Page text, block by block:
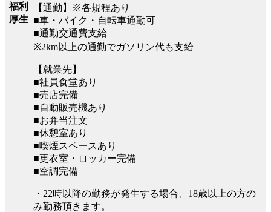
福利
厚生
【通勤】※各規程あり
■車・バイク・自転車通勤可
■通勤交通費支給
※2km以上の通勤でガソリン代も支給
【就業先】
■社員食堂あり
■売店完備
■自動販売機あり
■お弁当注文
■休憩室あり
■喫煙スペースあり
■更衣室・ロッカー完備
■空調完備
・22時以降の勤務が発生する場合、18歳以上の方の
み勤務頂きます。